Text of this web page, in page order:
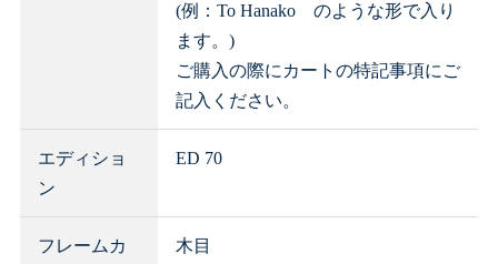
(例：To Hanako のような形で入り
ます。)
ご購入の際にカートの特記事項にご
記入ください。
エディショ
ン
ED 70
フレームカ
木目